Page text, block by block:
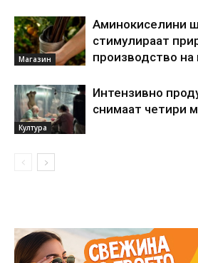
Магазин
Аминокиселини
стимулираат
производство на
Култура
Интензивно
снимаат четири